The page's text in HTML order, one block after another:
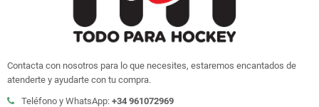
Contacta con nosotros para lo que necesites, estaremos encantados de
atenderte y ayudarte con tu compra.
Teléfono y WhatsApp: +34 961072969